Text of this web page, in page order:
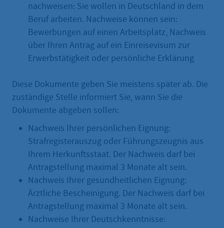
nachweisen: Sie wollen in Deutschland in dem
Beruf arbeiten. Nachweise können sein:
Bewerbungen auf einen Arbeitsplatz, Nachweis
über Ihren Antrag auf ein Einreisevisum zur
Erwerbstätigkeit oder persönliche Erklärung
Diese Dokumente geben Sie meistens später ab. Die
zuständige Stelle informiert Sie, wann Sie die
Dokumente abgeben sollen:
Nachweis Ihrer persönlichen Eignung:
Strafregisterauszug oder Führungszeugnis aus
Ihrem Herkunftsstaat. Der Nachweis darf bei
Antragstellung maximal 3 Monate alt sein.
Nachweis Ihrer gesundheitlichen Eignung:
Ärztliche Bescheinigung. Der Nachweis darf bei
Antragstellung maximal 3 Monate alt sein.
Nachweise Ihrer Deutschkenntnisse: